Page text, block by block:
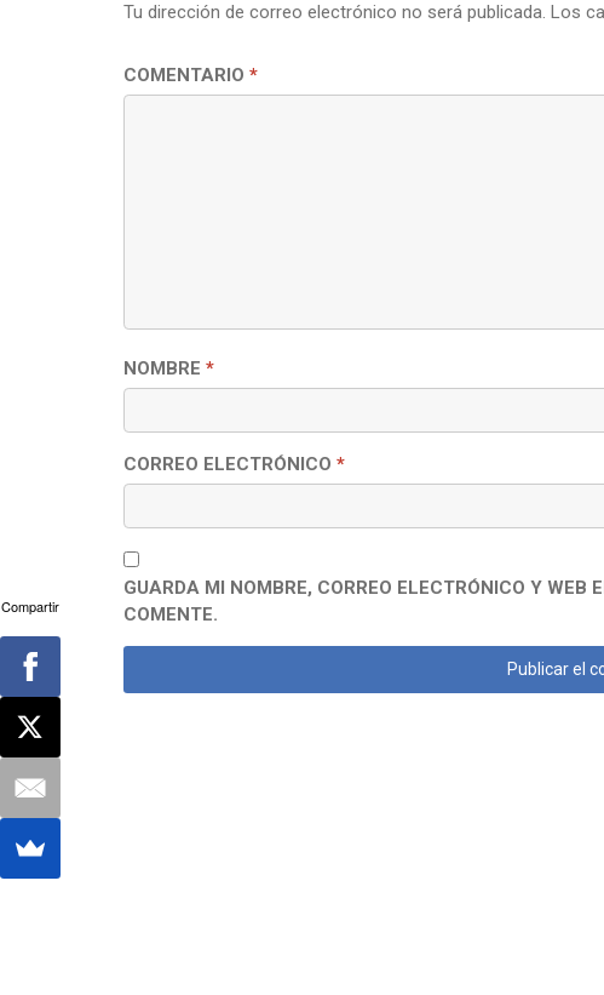
Tu dirección de correo electrónico no será publicada. Los
COMENTARIO *
NOMBRE *
CORREO ELECTRÓNICO *
GUARDA MI NOMBRE, CORREO ELECTRÓNICO Y WEB
COMENTE.
Compartir